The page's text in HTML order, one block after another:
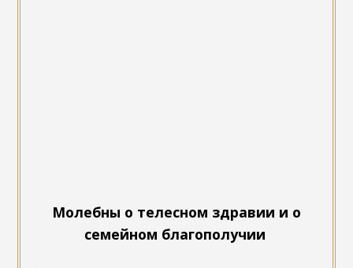
Молебны о телесном здравии и о
семейном благополучии